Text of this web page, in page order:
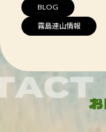
BLOG
霧島連山情報